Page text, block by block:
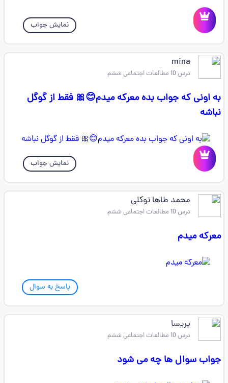
نمایش جواب
mina
درس 10 مطالعات اجتماعی ششم
به اونی که جواب بده معرکه میدم😊🎀 فقط از گوگل
نباشه
نمایش جواب
محمد طاها توکلی
درس 10 مطالعات اجتماعی ششم
معرکه میدم
پاسخ به سوال
پریسا
درس 10 مطالعات اجتماعی ششم
جواب سوال ها چه می شود